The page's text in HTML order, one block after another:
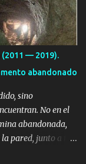
(2011 — 2019).
abandonado
sino
No en el
abandonada,
pared, junto a tu